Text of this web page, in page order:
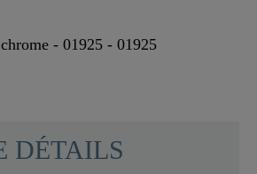
- 01925 - 01925
DÉTAILS